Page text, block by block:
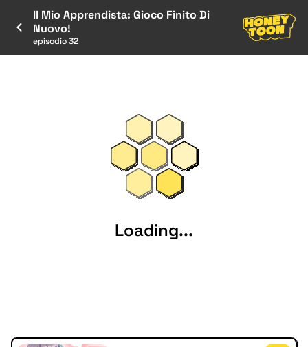
Il Mio Apprendista: Gioco Finito Di
Nuovo!
episodio 32
Loading...